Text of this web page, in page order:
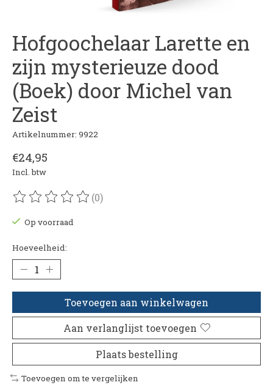
Hofgoochelaar Larette en
zijn mysterieuze dood
(Boek) door Michel van
Zeist
Artikelnummer: 9922
€24,95
Incl. btw
De beoordeling van dit product is
(0)
Op voorraad
Hoeveelheid:
Toevoegen aan winkelwagen
Aan verlanglijst toevoegen
Plaats bestelling
Toevoegen om te vergelijken